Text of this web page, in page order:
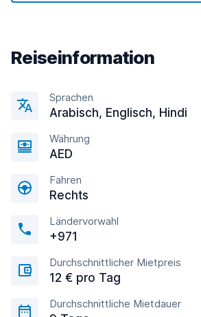
Reiseinformation
Sprachen
Arabisch, Englisсh, Hindi
Währung
AED
Fahren
Rechts
Ländervorwahl
+971
Durchschnittlicher Mietpreis
12 € pro Tag
Durchschnittliche Mietdauer